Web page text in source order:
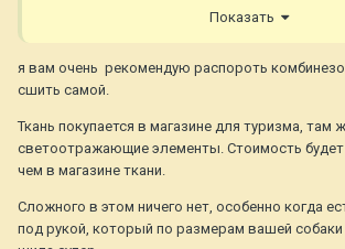
попроще, а потом, со временем(когда время
Показать
я вам очень рекомендую распороть
сшить самой.
Ткань покупается в магазине для туризма, там
светоотражающие элементы. Стоимость
чем в магазине ткани.
Сложного в этом ничего нет, особенно когда
под рукой, который по размерам вашей